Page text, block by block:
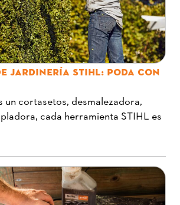
JARDINERÍA STIHL: PODA CON
un cortasetos, desmalezadora,
cada herramienta STIHL es